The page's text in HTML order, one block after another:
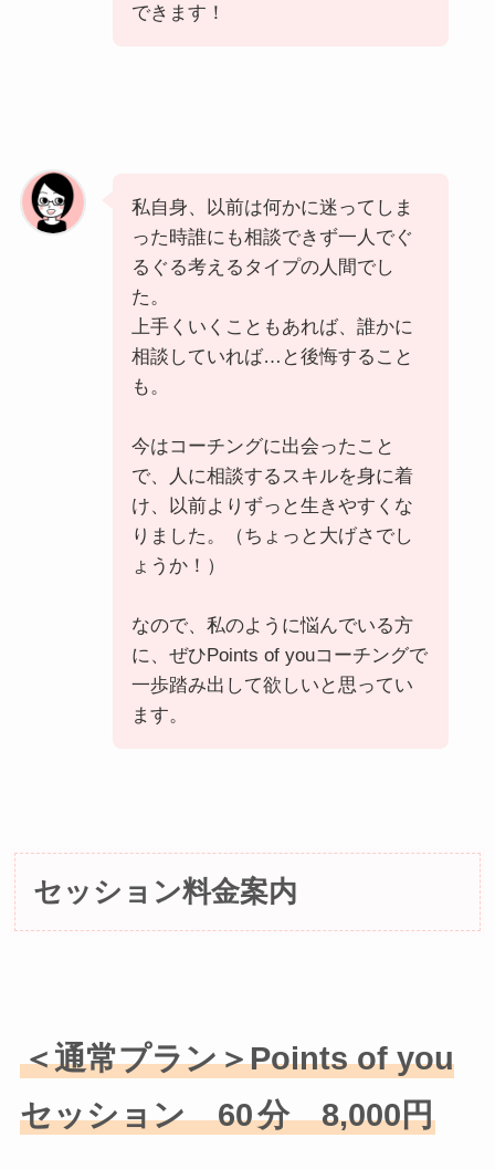
できます！
私自身、以前は何かに迷ってしま
った時誰にも相談できず一人でぐ
るぐる考えるタイプの人間でし
た。
上手くいくこともあれば、誰かに
相談していれば…と後悔すること
も。
今はコーチングに出会ったこと
で、人に相談するスキルを身に着
け、以前よりずっと生きやすくな
りました。（ちょっと大げさでし
ょうか！）
なので、私のように悩んでいる方
に、ぜひPoints of youコーチングで
一歩踏み出して欲しいと思ってい
ます。
セッション料金案内
＜通常プラン＞Points of you
セッション60分 8,000円